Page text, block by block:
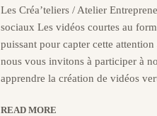
Les Créa’teliers / Atelier
sociaux Les vidéos courtes au
puissant pour capter cette
nous vous invitons à participer à
apprendre la création de vidéos
READ MORE